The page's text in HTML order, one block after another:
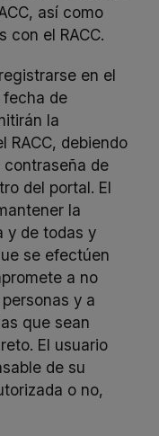
así como
con el RACC.
en el
fecha de
la
RACC, debiendo
de
del portal. El
la
y de todas y
se efectúen
a no
y a
que sean
El usuario
de su
o no,